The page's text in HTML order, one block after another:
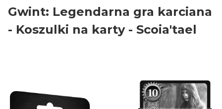
Gwint: Legendarna gra karciana
- Koszulki na karty - Scoia'tael